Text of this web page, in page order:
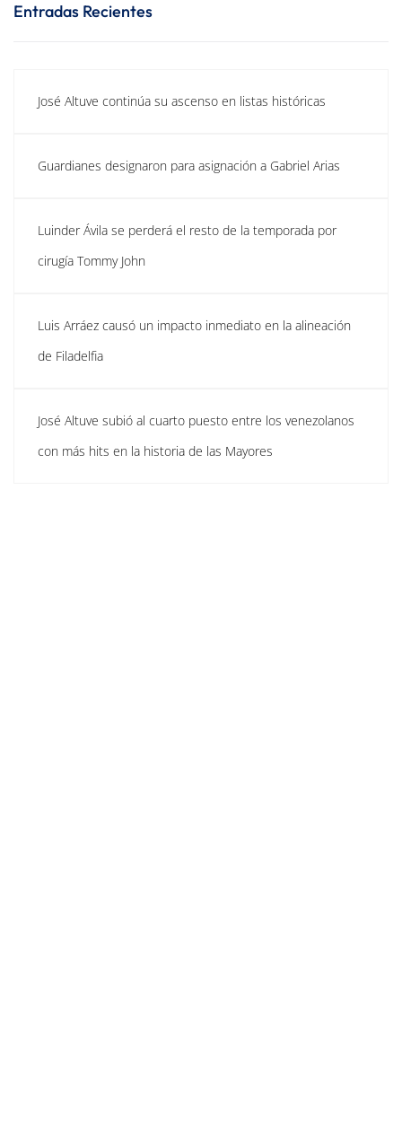
Entradas Recientes
José Altuve continúa su ascenso en listas históricas
Guardianes designaron para asignación a Gabriel Arias
Luinder Ávila se perderá el resto de la temporada por
cirugía Tommy John
Luis Arráez causó un impacto inmediato en la alineación
de Filadelfia
José Altuve subió al cuarto puesto entre los venezolanos
con más hits en la historia de las Mayores